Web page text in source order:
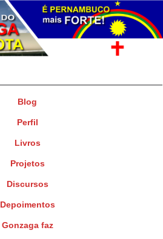
Blog
Perfil
Livros
Projetos
Discursos
Depoimentos
Gonzaga faz